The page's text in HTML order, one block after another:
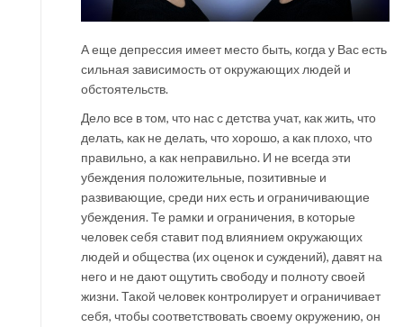
А еще депрессия имеет место быть, когда у Вас есть
сильная зависимость от окружающих людей и
обстоятельств.
Дело все в том, что нас с детства учат, как жить, что
делать, как не делать, что хорошо, а как плохо, что
правильно, а как неправильно. И не всегда эти
убеждения положительные, позитивные и
развивающие, среди них есть и ограничивающие
убеждения. Те рамки и ограничения, в которые
человек себя ставит под влиянием окружающих
людей и общества (их оценок и суждений), давят на
него и не дают ощутить свободу и полноту своей
жизни. Такой человек контролирует и ограничивает
себя, чтобы соответствовать своему окружению, он